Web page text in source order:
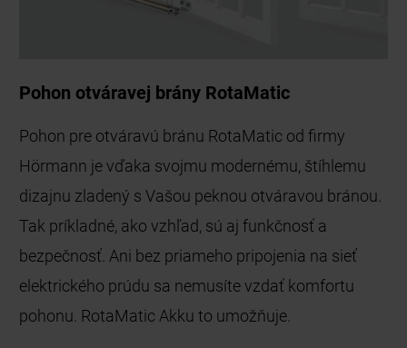
Pohon otváravej brány RotaMatic
Pohon pre otváravú bránu RotaMatic od firmy
Hörmann je vďaka svojmu modernému, štíhlemu
dizajnu zladený s Vašou peknou otváravou bránou.
Tak príkladné, ako vzhľad, sú aj funkčnosť a
bezpečnosť. Ani bez priameho pripojenia na sieť
elektrického prúdu sa nemusíte vzdať komfortu
pohonu. RotaMatic Akku to umožňuje.